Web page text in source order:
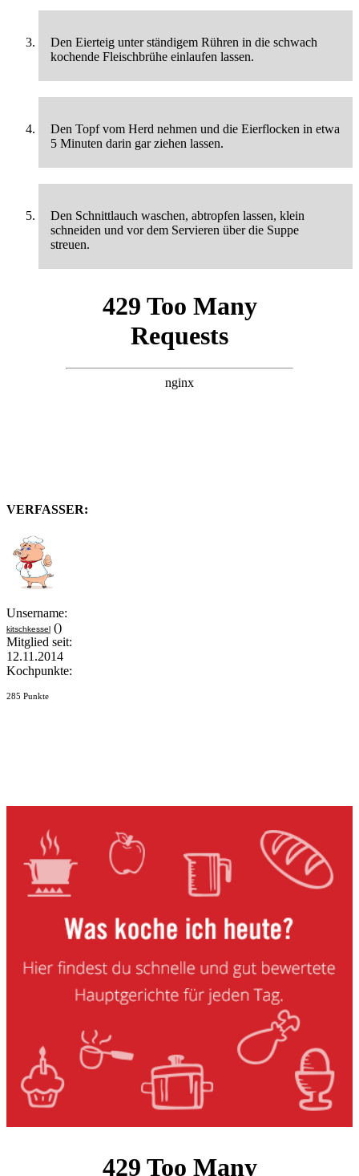
Den Eierteig unter ständigem Rühren in die schwach
kochende Fleischbrühe einlaufen lassen.
Den Topf vom Herd nehmen und die Eierflocken in etwa
5 Minuten darin gar ziehen lassen.
Den Schnittlauch waschen, abtropfen lassen, klein
schneiden und vor dem Servieren über die Suppe
streuen.
VERFASSER:
Unsername:
kitschkessel
()
Mitglied seit:
12.11.2014
Kochpunkte:
285 Punkte